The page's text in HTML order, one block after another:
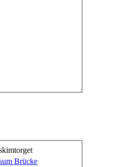
Brücke